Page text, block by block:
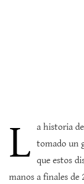
L a historia
tomado un
que estos
manos a finales de